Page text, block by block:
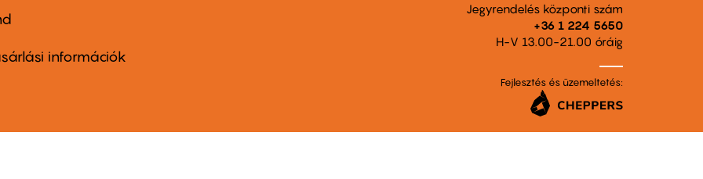
információk
Jegyrendelés központi szám
+36 1 224 5650
H-V 13.00-21.00 óráig
Fejlesztés és üzemeltetés: